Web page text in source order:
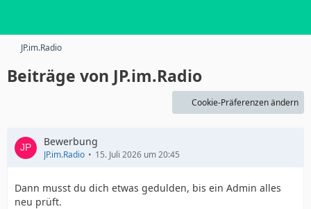
JP.im.Radio
Beiträge von JP.im.Radio
Cookie-Präferenzen ändern
Bewerbung
JP.im.Radio 15. Juli 2026 um 20:45
Dann musst du dich etwas gedulden, bis ein Admin alles
neu prüft.